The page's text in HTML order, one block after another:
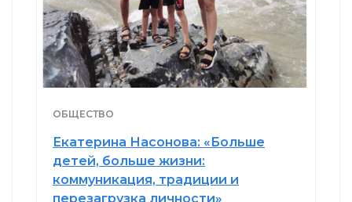
ОБЩЕСТВО
Екатерина Насонова: «Больше
детей, больше жизни:
коммуникация, традиции и
перезагрузка личности»